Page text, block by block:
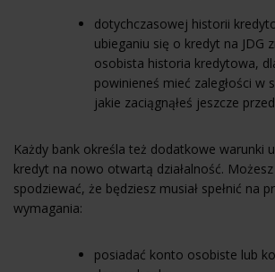
dotychczasowej historii
ubieganiu się o kredyt na JDG
osobista historia kredytowa,
powinieneś mieć zaległości w
jakie zaciągnąłeś jeszcze
Każdy bank określa też dodatkowe warunki
kredyt na nowo otwartą działalność.
spodziewać, że będziesz musiał spełnić na
wymagania:
posiadać konto osobiste lub